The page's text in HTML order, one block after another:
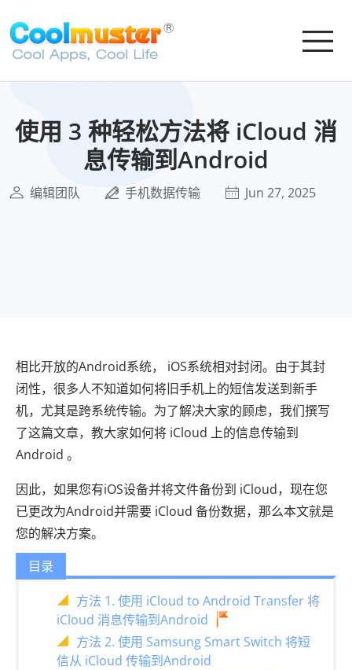
使用 3 种轻松方法将 iCloud 消
息传输到Android
编辑团队 手机数据传输 Jun 27, 2025
相比开放的Android系统， iOS系统相对封闭。由于其封
闭性，很多人不知道如何将旧手机上的短信发送到新手
机，尤其是跨系统传输。为了解决大家的顾虑，我们撰写
了这篇文章，教大家如何将 iCloud 上的信息传输到
Android 。
因此，如果您有iOS设备并将文件备份到 iCloud，现在您
已更改为Android并需要 iCloud 备份数据，那么本文就是
您的解决方案。
目录
方法 1. 使用 iCloud to Android Transfer 将
iCloud 消息传输到Android
方法 2. 使用 Samsung Smart Switch 将短
信从 iCloud 传输到Android